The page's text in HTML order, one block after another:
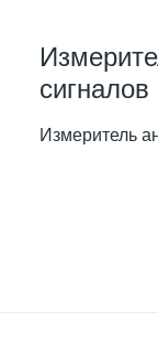
Измеритель